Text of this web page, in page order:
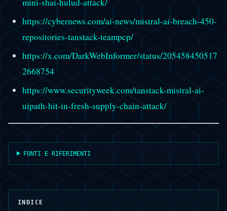
mini-shai-hulud-attack/
https://cybernews.com/ai-news/mistral-ai-breach-450-
repositories-tanstack-teampcp/
https://x.com/DarkWebInformer/status/205458450517
2668754
https://www.securityweek.com/tanstack-mistral-ai-
uipath-hit-in-fresh-supply-chain-attack/
FONTI E RIFERIMENTI
INDICE